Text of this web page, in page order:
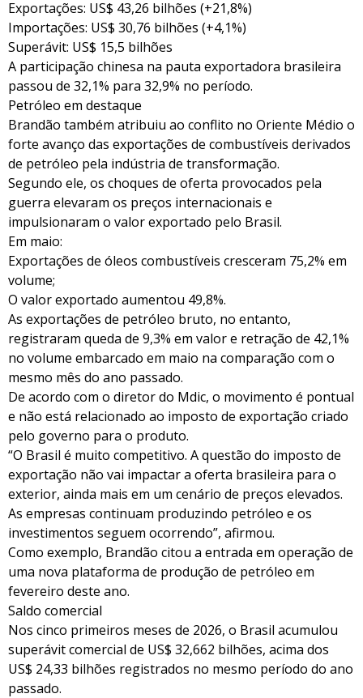
Exportações: US$ 43,26 bilhões (+21,8%)
Importações: US$ 30,76 bilhões (+4,1%)
Superávit: US$ 15,5 bilhões
A participação chinesa na pauta exportadora brasileira
passou de 32,1% para 32,9% no período.
Petróleo em destaque
Brandão também atribuiu ao conflito no Oriente Médio o
forte avanço das exportações de combustíveis derivados
de petróleo pela indústria de transformação.
Segundo ele, os choques de oferta provocados pela
guerra elevaram os preços internacionais e
impulsionaram o valor exportado pelo Brasil.
Em maio:
Exportações de óleos combustíveis cresceram 75,2% em
volume;
O valor exportado aumentou 49,8%.
As exportações de petróleo bruto, no entanto,
registraram queda de 9,3% em valor e retração de 42,1%
no volume embarcado em maio na comparação com o
mesmo mês do ano passado.
De acordo com o diretor do Mdic, o movimento é pontual
e não está relacionado ao imposto de exportação criado
pelo governo para o produto.
“O Brasil é muito competitivo. A questão do imposto de
exportação não vai impactar a oferta brasileira para o
exterior, ainda mais em um cenário de preços elevados.
As empresas continuam produzindo petróleo e os
investimentos seguem ocorrendo”, afirmou.
Como exemplo, Brandão citou a entrada em operação de
uma nova plataforma de produção de petróleo em
fevereiro deste ano.
Saldo comercial
Nos cinco primeiros meses de 2026, o Brasil acumulou
superávit comercial de US$ 32,662 bilhões, acima dos
US$ 24,33 bilhões registrados no mesmo período do ano
passado.